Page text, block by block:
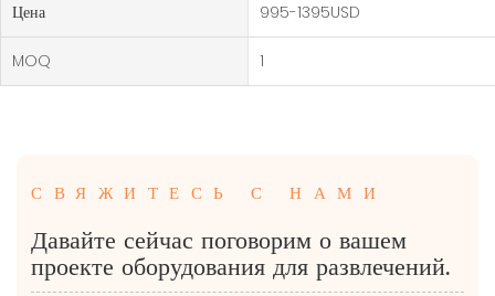
Цена 995-1395USD
MOQ 1
СВЯЖИТЕСЬ С НАМИ
Давайте сейчас поговорим о вашем
проекте оборудования для развлечений.